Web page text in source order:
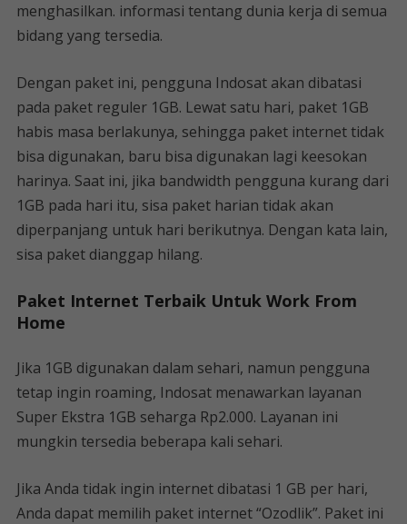
menghasilkan. informasi tentang dunia kerja di semua
bidang yang tersedia.
Dengan paket ini, pengguna Indosat akan dibatasi
pada paket reguler 1GB. Lewat satu hari, paket 1GB
habis masa berlakunya, sehingga paket internet tidak
bisa digunakan, baru bisa digunakan lagi keesokan
harinya. Saat ini, jika bandwidth pengguna kurang dari
1GB pada hari itu, sisa paket harian tidak akan
diperpanjang untuk hari berikutnya. Dengan kata lain,
sisa paket dianggap hilang.
Paket Internet Terbaik Untuk Work From
Home
Jika 1GB digunakan dalam sehari, namun pengguna
tetap ingin roaming, Indosat menawarkan layanan
Super Ekstra 1GB seharga Rp2.000. Layanan ini
mungkin tersedia beberapa kali sehari.
Jika Anda tidak ingin internet dibatasi 1 GB per hari,
Anda dapat memilih paket internet “Ozodlik”. Paket ini